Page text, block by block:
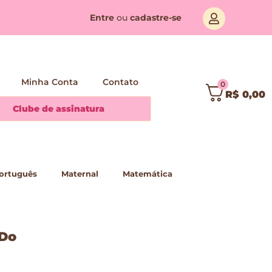
Entreou cadastre-se
Minha Conta Contato
Clube de assinatura
0
R$ 0,00
Maternal Matemática